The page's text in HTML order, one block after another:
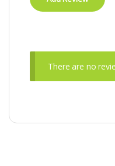
There are no